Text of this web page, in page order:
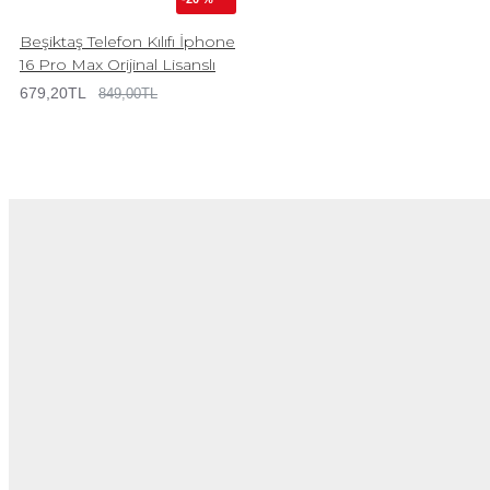
Beşiktaş Telefon Kılıfı İphone
16 Pro Max Orijinal Lisanslı
679,20TL 849,00TL